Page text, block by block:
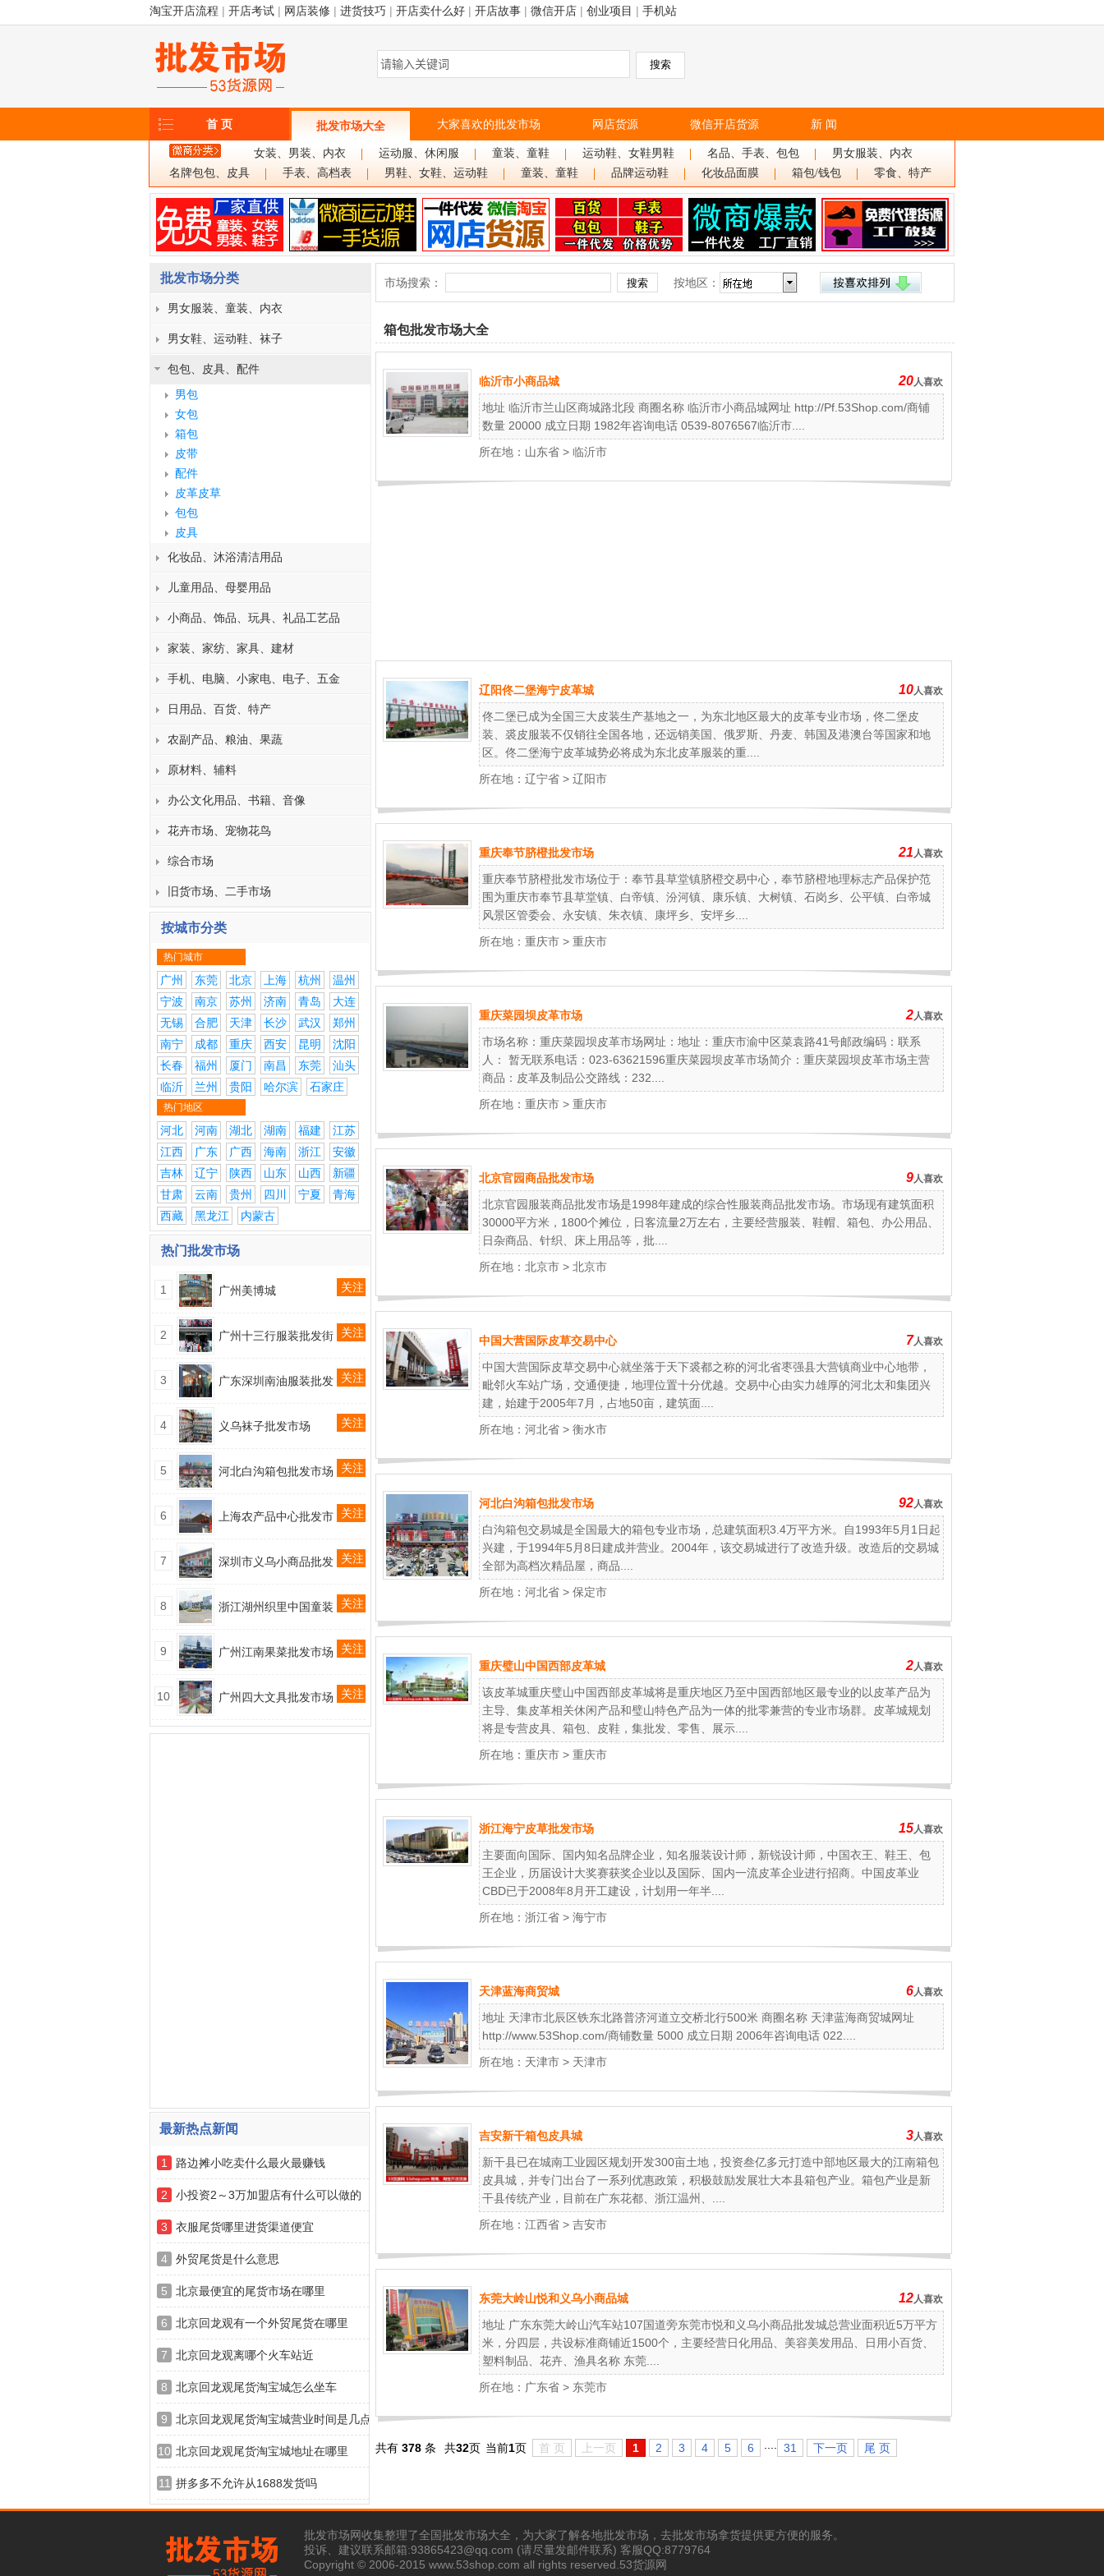
淘宝开店流程 | 开店考试 | 网店装修 | 进货技巧 | 开店卖什么好 | 开店故事 | 微信开店 | 创业项目 | 手机站
首 页 批发市场大全 大家喜欢的批发市场 网店货源 微信开店货源 新 闻
女装、男装、内衣 运动服、休闲服 童装、童鞋 运动鞋、女鞋男鞋 名品、手表、包包
男女服装、内衣
名牌包包、皮具
手表、高档表 男鞋、女鞋、运动鞋 童装、童鞋 品牌运动鞋 化妆品面膜 箱包/钱包 零食、特产
批发市场分类
男女服装、童装、内衣
男女鞋、运动鞋、袜子
包包、皮具、配件
男包
女包
箱包
皮带
配件
皮革皮草
包包
皮具
化妆品、沐浴清洁用品
儿童用品、母婴用品
小商品、饰品、玩具、礼品工艺品
家装、家纺、家具、建材
手机、电脑、小家电、电子、五金
日用品、百货、特产
农副产品、粮油、果蔬
原材料、辅料
办公文化用品、书籍、音像
花卉市场、宠物花鸟
综合市场
旧货市场、二手市场
按城市分类
热门城市
广州 东莞 北京 上海 杭州
温州
宁波
南京 苏州 济南 青岛
大连
无锡
合肥 天津 长沙 武汉
郑州
南宁
成都 重庆 西安 昆明
沈阳
长春
福州 厦门 南昌 东莞
汕头
临沂
兰州 贵阳 哈尔滨 石家庄
热门地区
河北 河南 湖北 湖南 福建
江苏
江西
广东 广西 海南 浙江
安徽
吉林
辽宁 陕西 山东 山西
新疆
甘肃
云南 贵州 四川 宁夏
青海
西藏
黑龙江 内蒙古
热门批发市场
1 广州美博城 关注
2 广州十三行服装批发街 关注
3 广东深圳南油服装批发 关注
4 义乌袜子批发市场 关注
5 河北白沟箱包批发市场 关注
6 上海农产品中心批发市 关注
7 深圳市义乌小商品批发 关注
8 浙江湖州织里中国童装 关注
9 广州江南果菜批发市场 关注
10 广州四大文具批发市场 关注
最新热点新闻
1 路边摊小吃卖什么最火最赚钱
2 小投资2～3万加盟店有什么可以做的
3 衣服尾货哪里进货渠道便宜
4 外贸尾货是什么意思
5 北京最便宜的尾货市场在哪里
6 北京回龙观有一个外贸尾货在哪里
7 北京回龙观离哪个火车站近
8 北京回龙观尾货淘宝城怎么坐车
9 北京回龙观尾货淘宝城营业时间是几点
10 北京回龙观尾货淘宝城地址在哪里
11 拼多多不允许从1688发货吗
市场搜索： 按地区：
箱包批发市场大全
临沂市小商品城 20人喜欢
地址 临沂市兰山区商城路北段 商圈名称 临沂市小商品城网址 http://Pf.53Shop.com/商铺
数量 20000 成立日期 1982年咨询电话 0539-8076567临沂市....
所在地： 山东省 > 临沂市
辽阳佟二堡海宁皮革城 10人喜欢
佟二堡已成为全国三大皮装生产基地之一，为东北地区最大的皮革专业市场，佟二堡皮
装、裘皮服装不仅销往全国各地，还远销美国、俄罗斯、丹麦、韩国及港澳台等国家和地
区。佟二堡海宁皮革城势必将成为东北皮革服装的重....
所在地： 辽宁省 > 辽阳市
重庆奉节脐橙批发市场 21人喜欢
重庆奉节脐橙批发市场位于：奉节县草堂镇脐橙交易中心，奉节脐橙地理标志产品保护范
围为重庆市奉节县草堂镇、白帝镇、汾河镇、康乐镇、大树镇、石岗乡、公平镇、白帝城
风景区管委会、永安镇、朱衣镇、康坪乡、安坪乡....
所在地： 重庆市 > 重庆市
重庆菜园坝皮革市场 2人喜欢
市场名称：重庆菜园坝皮革市场网址：地址：重庆市渝中区菜袁路41号邮政编码：联系
人： 暂无联系电话：023-63621596重庆菜园坝皮革市场简介：重庆菜园坝皮革市场主营
商品：皮革及制品公交路线：232....
所在地： 重庆市 > 重庆市
北京官园商品批发市场 9人喜欢
北京官园服装商品批发市场是1998年建成的综合性服装商品批发市场。市场现有建筑面积
30000平方米，1800个摊位，日客流量2万左右，主要经营服装、鞋帽、箱包、办公用品、
日杂商品、针织、床上用品等，批....
所在地： 北京市 > 北京市
中国大营国际皮草交易中心 7人喜欢
中国大营国际皮草交易中心就坐落于天下裘都之称的河北省枣强县大营镇商业中心地带，
毗邻火车站广场，交通便捷，地理位置十分优越。交易中心由实力雄厚的河北太和集团兴
建，始建于2005年7月，占地50亩，建筑面....
所在地： 河北省 > 衡水市
河北白沟箱包批发市场 92人喜欢
白沟箱包交易城是全国最大的箱包专业市场，总建筑面积3.4万平方米。自1993年5月1日起
兴建，于1994年5月8日建成并营业。2004年，该交易城进行了改造升级。改造后的交易城
全部为高档次精品屋，商品....
所在地： 河北省 > 保定市
重庆璧山中国西部皮革城 2人喜欢
该皮革城重庆璧山中国西部皮革城将是重庆地区乃至中国西部地区最专业的以皮革产品为
主导、集皮革相关休闲产品和璧山特色产品为一体的批零兼营的专业市场群。皮革城规划
将是专营皮具、箱包、皮鞋，集批发、零售、展示....
所在地： 重庆市 > 重庆市
浙江海宁皮草批发市场 15人喜欢
主要面向国际、国内知名品牌企业，知名服装设计师，新锐设计师，中国衣王、鞋王、包
王企业，历届设计大奖赛获奖企业以及国际、国内一流皮革企业进行招商。中国皮革业
CBD已于2008年8月开工建设，计划用一年半....
所在地： 浙江省 > 海宁市
天津蓝海商贸城 6人喜欢
地址 天津市北辰区铁东北路普济河道立交桥北行500米 商圈名称 天津蓝海商贸城网址
http://www.53Shop.com/商铺数量 5000 成立日期 2006年咨询电话 022....
所在地： 天津市 > 天津市
吉安新干箱包皮具城 3人喜欢
新干县已在城南工业园区规划开发300亩土地，投资叁亿多元打造中部地区最大的江南箱包
皮具城，并专门出台了一系列优惠政策，积极鼓励发展壮大本县箱包产业。箱包产业是新
干县传统产业，目前在广东花都、浙江温州、....
所在地： 江西省 > 吉安市
东莞大岭山悦和义乌小商品城 12人喜欢
地址 广东东莞大岭山汽车站107国道旁东莞市悦和义乌小商品批发城总营业面积近5万平方
米，分四层，共设标准商铺近1500个，主要经营日化用品、美容美发用品、日用小百货、
塑料制品、花卉、渔具名称 东莞....
所在地： 广东省 > 东莞市
共有 378 条 共32页 当前1页 首 页 上一页 1 2 3 4 5 6 31 下一页 尾 页
批发市场网收集整理了全国批发市场大全，为大家了解各地批发市场，去批发市场拿货提供更方便的服务。
投诉、建议联系邮箱:93865423@qq.com (请尽量发邮件联系) 客服QQ:8779764
Copyright © 2006-2015 www.53shop.com all rights reserved.53货源网